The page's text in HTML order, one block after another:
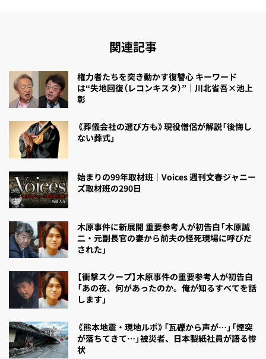
関連記事
権力者たちを突き動かす復讐心 キーワード
は“失地回復（レコンキスタ）”｜川北省吾×池上
彰
《葬儀会社の選び方も》現役僧侶が解説「後悔し
ない葬式」
始まりの99年取材班｜Voices 週刊文春ジャニー
ズ取材班の290日
木原事件に新展開 重要参考人が初告白「木原誠
二・元副長官の妻から前夫の怪死現場に呼びだ
された」
【衝撃スクープ】木原事件の重要参考人が初告白
「あの夜、何があったのか。俺が知るすべてを話
します」
《熊本地震・現地ルポ》「瓦礫から声が…」「煙突
が落ちてきて…」被災者、日本製紙社員が語る惨
状